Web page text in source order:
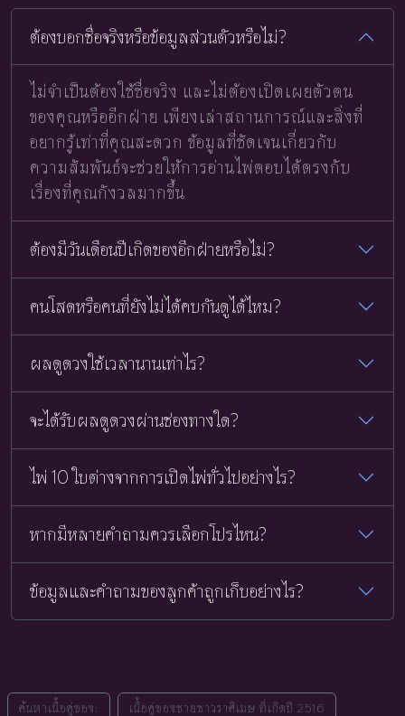
ต้องบอกชื่อจริงหรือข้อมูลส่วนตัวหรือไม่?
ไม่จำเป็นต้องใช้ชื่อจริง และไม่ต้องเปิดเผยตัวตน
ของคุณหรืออีกฝ่าย เพียงเล่าสถานการณ์และสิ่งที่
อยากรู้เท่าที่คุณสะดวก ข้อมูลที่ชัดเจนเกี่ยวกับ
ความสัมพันธ์จะช่วยให้การอ่านไพ่ตอบได้ตรงกับ
เรื่องที่คุณกังวลมากขึ้น
ต้องมีวันเดือนปีเกิดของอีกฝ่ายหรือไม่?
คนโสดหรือคนที่ยังไม่ได้คบกันดูได้ไหม?
ผลดูดวงใช้เวลานานเท่าไร?
จะได้รับผลดูดวงผ่านช่องทางใด?
ไพ่ 10 ใบต่างจากการเปิดไพ่ทั่วไปอย่างไร?
หากมีหลายคำถามควรเลือกโปรไหน?
ข้อมูลและคำถามของลูกค้าถูกเก็บอย่างไร?
ค้นหาเนื้อคู่ของ: เนื้อคู่ของชายชาวราศีเมษ ที่เกิดปี 2516